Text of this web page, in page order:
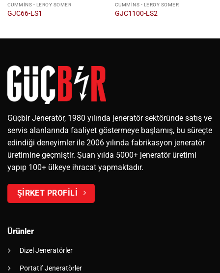
CUMMINS - LEROY SOMER
GJC66-LS1
CUMMINS - LEROY SOMER
GJC1100-LS2
Güçbir Jeneratör, 1980 yılında jeneratör sektöründe satış ve
servis alanlarında faaliyet göstermeye başlamış, bu süreçte
edindiği deneyimler ile 2006 yılında fabrikasyon jeneratör
üretimine geçmiştir. Şuan yılda 5000+ jeneratör üretimi
yapıp 100+ ülkeye ihracat yapmaktadır.
ŞİRKET PROFİLİ
Ürünler
Dizel Jeneratörler
Portatif Jeneratörler